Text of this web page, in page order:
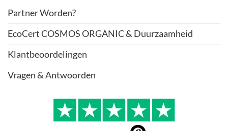
Partner Worden?
EcoCert COSMOS ORGANIC & Duurzaamheid
Klantbeoordelingen
Vragen & Antwoorden